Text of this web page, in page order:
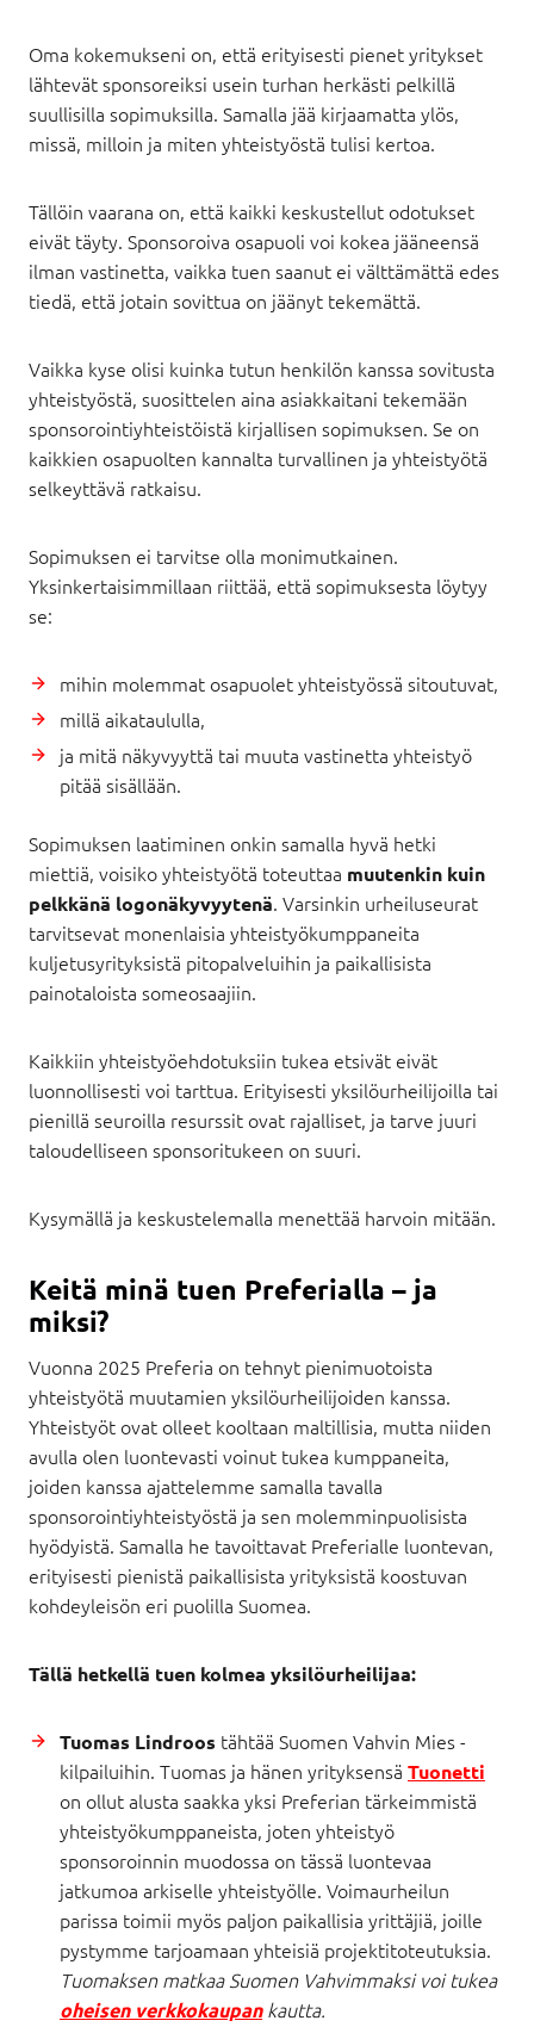
Oma kokemukseni on, että erityisesti pienet yritykset
lähtevät sponsoreiksi usein turhan herkästi pelkillä
suullisilla sopimuksilla. Samalla jää kirjaamatta ylös,
missä, milloin ja miten yhteistyöstä tulisi kertoa.
Tällöin vaarana on, että kaikki keskustellut odotukset
eivät täyty. Sponsoroiva osapuoli voi kokea jääneensä
ilman vastinetta, vaikka tuen saanut ei välttämättä edes
tiedä, että jotain sovittua on jäänyt tekemättä.
Vaikka kyse olisi kuinka tutun henkilön kanssa sovitusta
yhteistyöstä, suosittelen aina asiakkaitani tekemään
sponsorointiyhteistöistä kirjallisen sopimuksen. Se on
kaikkien osapuolten kannalta turvallinen ja yhteistyötä
selkeyttävä ratkaisu.
Sopimuksen ei tarvitse olla monimutkainen.
Yksinkertaisimmillaan riittää, että sopimuksesta löytyy
se:
mihin molemmat osapuolet yhteistyössä sitoutuvat,
millä aikataululla,
ja mitä näkyvyyttä tai muuta vastinetta yhteistyö
pitää sisällään.
Sopimuksen laatiminen onkin samalla hyvä hetki
miettiä, voisiko yhteistyötä toteuttaa muutenkin kuin
pelkkänä logonäkyvyytenä. Varsinkin urheiluseurat
tarvitsevat monenlaisia yhteistyökumppaneita
kuljetusyrityksistä pitopalveluihin ja paikallisista
painotaloista someosaajiin.
Kaikkiin yhteistyöehdotuksiin tukea etsivät eivät
luonnollisesti voi tarttua. Erityisesti yksilöurheilijoilla tai
pienillä seuroilla resurssit ovat rajalliset, ja tarve juuri
taloudelliseen sponsoritukeen on suuri.
Kysymällä ja keskustelemalla menettää harvoin mitään.
Keitä minä tuen Preferialla – ja
miksi?
Vuonna 2025 Preferia on tehnyt pienimuotoista
yhteistyötä muutamien yksilöurheilijoiden kanssa.
Yhteistyöt ovat olleet kooltaan maltillisia, mutta niiden
avulla olen luontevasti voinut tukea kumppaneita,
joiden kanssa ajattelemme samalla tavalla
sponsorointiyhteistyöstä ja sen molemminpuolisista
hyödyistä. Samalla he tavoittavat Preferialle luontevan,
erityisesti pienistä paikallisista yrityksistä koostuvan
kohdeyleisön eri puolilla Suomea.
Tällä hetkellä tuen kolmea yksilöurheilijaa:
Tuomas Lindroos tähtää Suomen Vahvin Mies -
kilpailuihin. Tuomas ja hänen yrityksensä Tuonetti
on ollut alusta saakka yksi Preferian tärkeimmistä
yhteistyökumppaneista, joten yhteistyö
sponsoroinnin muodossa on tässä luontevaa
jatkumoa arkiselle yhteistyölle. Voimaurheilun
parissa toimii myös paljon paikallisia yrittäjiä, joille
pystymme tarjoamaan yhteisiä projektitoteutuksia.
Tuomaksen matkaa Suomen Vahvimmaksi voi tukea
oheisen verkkokaupankautta.